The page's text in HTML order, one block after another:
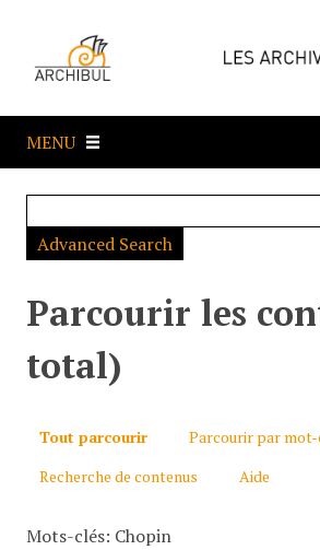
e
a
MENU
Advanced Search
Parcourir les
total)
Tout parcourir
Parcourir par
Recherche de contenus
Aide
Mots-clés: Chopin